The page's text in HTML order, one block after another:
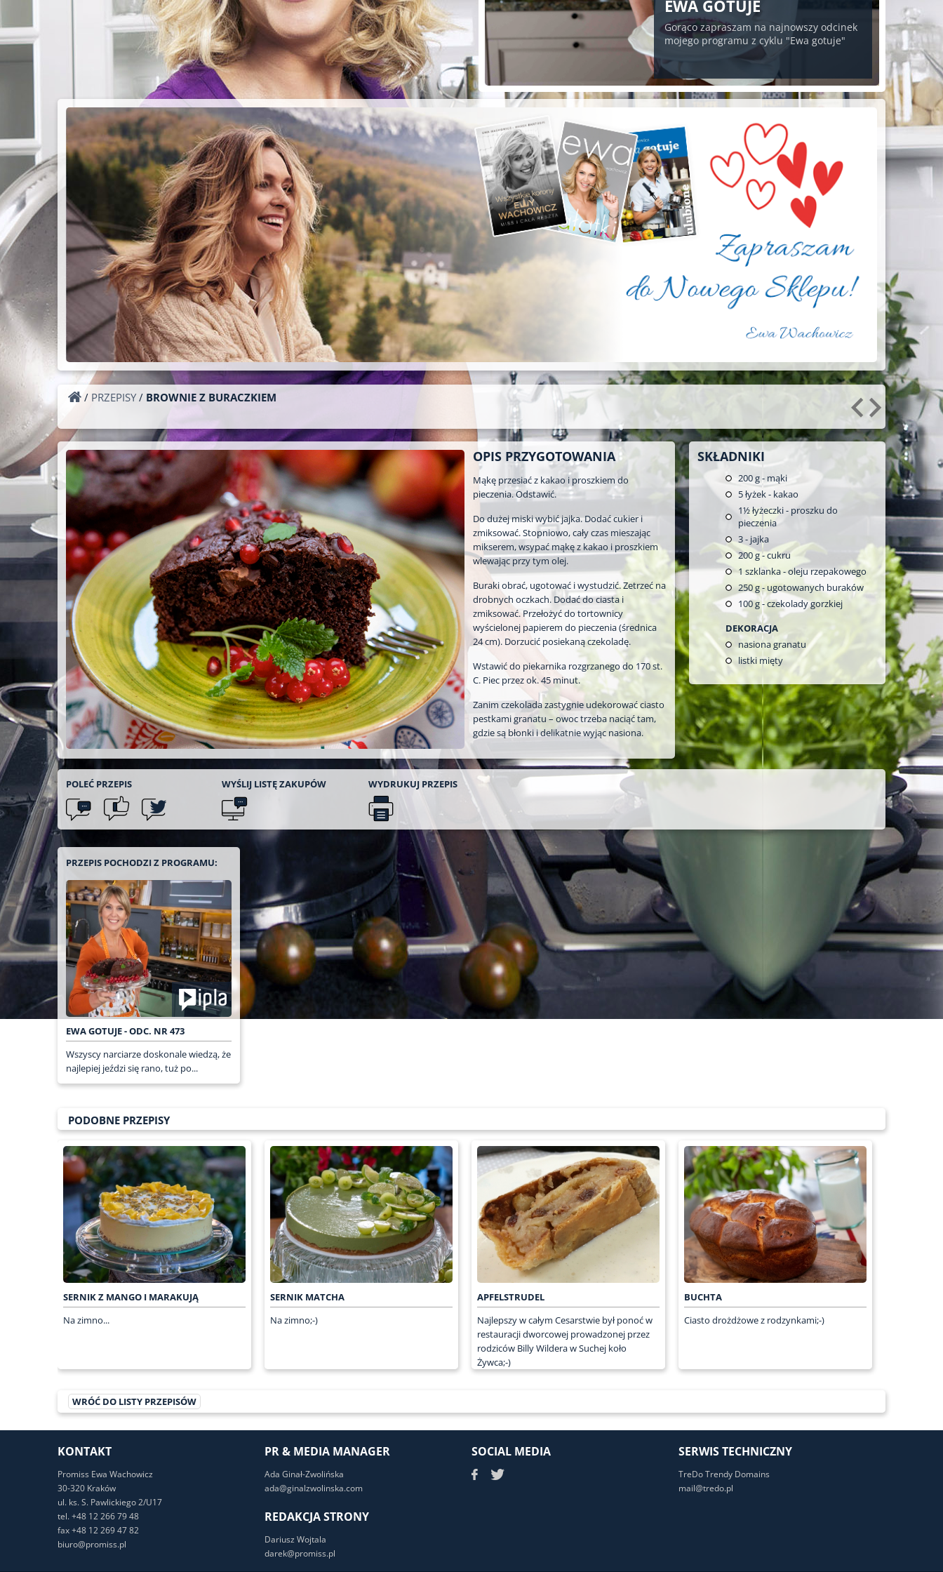
PIECZYSTE POD
CHMURKĄ!
Przepisy na grilla;-)
EWA GOTUJE
Gorąco zapraszam na najnowszy odcinek
mojego programu z cyklu "Ewa gotuje"
/ PRZEPISY / BROWNIE Z BURACZKIEM
OPIS PRZYGOTOWANIA
Mąkę przesiać z kakao i proszkiem do
pieczenia. Odstawić.
Do dużej miski wybić jajka. Dodać cukier i
zmiksować. Stopniowo, cały czas mieszając
mikserem, wsypać mąkę z kakao i proszkiem
wlewając przy tym olej.
Buraki obrać, ugotować i wystudzić. Zetrzeć na
drobnych oczkach. Dodać do ciasta i
zmiksować. Przełożyć do tortownicy
wyścielonej papierem do pieczenia (średnica
24 cm). Dorzucić posiekaną czekoladę.
Wstawić do piekarnika rozgrzanego do 170 st.
C. Piec przez ok. 45 minut.
Zanim czekolada zastygnie udekorować ciasto
pestkami granatu – owoc trzeba naciąć tam,
gdzie są błonki i delikatnie wyjąc nasiona.
SKŁADNIKI
200g - mąki
5łyżek - kakao
1½łyżeczki - proszku do
pieczenia
3- jajka
200g - cukru
1 szklanka - oleju rzepakowego
250g - ugotowanych buraków
100g - czekolady gorzkiej
DEKORACJA
nasiona granatu
listki mięty
POLEĆ PRZEPIS WYŚLIJ LISTĘZAKUPÓW WYDRUKUJ PRZEPIS
PRZEPIS POCHODZI Z PROGRAMU:
EWA GOTUJE - ODC. NR 473
Wszyscy narciarze doskonale wiedzą, że
najlepiej jeździ się rano, tuż po...
PODOBNE PRZEPISY
SERNIK Z MANGO I MARAKUJĄ
Na zimno...
SERNIK MATCHA
Na zimno;-)
APFELSTRUDEL
Najlepszy w całym Cesarstwie był ponoć w
restauracji dworcowej prowadzonej przez
rodziców Billy Wildera w Suchej koło
Żywca;-)
BUCHTA
Ciasto drożdżowe z rodzynkami;-)
WRÓĆ DO LISTY PRZEPISÓW
KONTAKT
Promiss Ewa Wachowicz
30-320 Kraków
ul. ks. S. Pawlickiego 2/U17
tel. +48 12 266 79 48
fax +48 12 269 47 82
biuro@promiss.pl
PR & MEDIA MANAGER
Ada Ginał-Zwolińska
ada@ginalzwolinska.com
REDAKCJA STRONY
Dariusz Wojtala
darek@promiss.pl
SOCIAL MEDIA SERWIS TECHNICZNY
TreDo Trendy Domains
mail@tredo.pl